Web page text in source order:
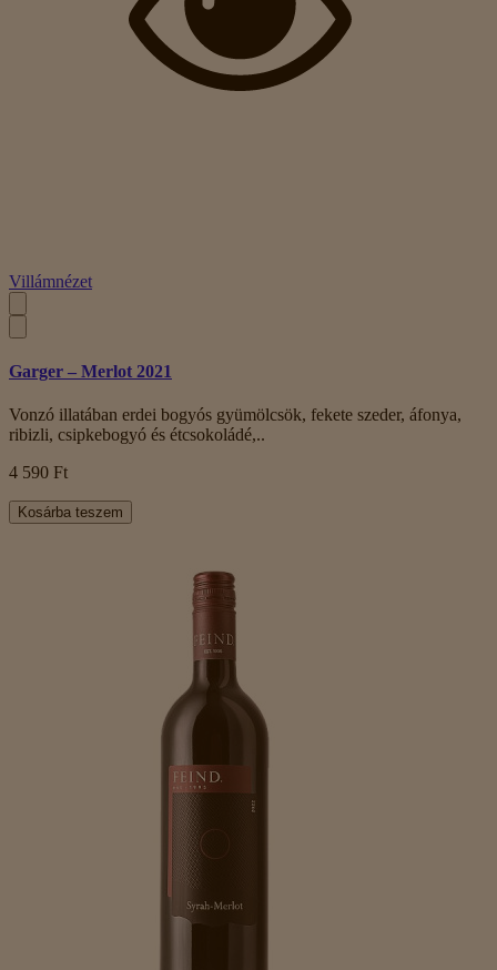
Villámnézet
Garger – Merlot 2021
Vonzó illatában erdei bogyós gyümölcsök, fekete szeder, áfonya,
ribizli, csipkebogyó és étcsokoládé,..
4 590 Ft
Kosárba teszem